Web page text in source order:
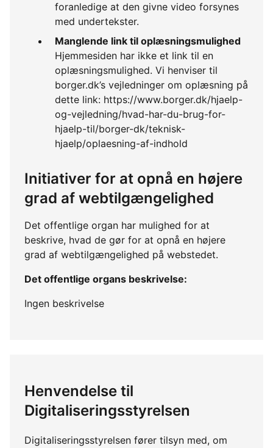
foranledige at den givne video forsynes
med undertekster.
Manglende link til oplæsningsmulighed
Hjemmesiden har ikke et link til en
oplæsningsmulighed. Vi henviser til
borger.dk’s vejledninger om oplæsning på
dette link: https://www.borger.dk/hjaelp-
og-vejledning/hvad-har-du-brug-for-
hjaelp-til/borger-dk/teknisk-
hjaelp/oplaesning-af-indhold
Initiativer for at opnå en højere
grad af webtilgængelighed
Det offentlige organ har mulighed for at
beskrive, hvad de gør for at opnå en højere
grad af webtilgængelighed på webstedet.
Det offentlige organs beskrivelse:
Ingen beskrivelse
Henvendelse til
Digitaliseringsstyrelsen
Digitaliseringsstyrelsen fører tilsyn med, om